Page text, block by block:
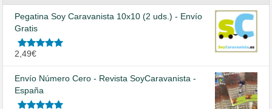
Pegatina Soy Caravanista 10x10 (2 uds.) - Envío
Gratis
Valorado
2,49€
Envío Número Cero - Revista SoyCaravanista -
España